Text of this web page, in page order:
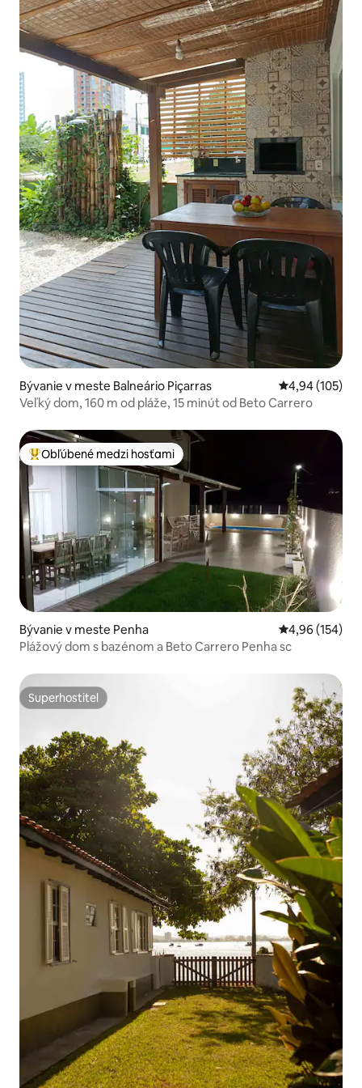
Bývanie v meste Balneário Piçarras Priemerné
4,94 (105)
Veľký dom, 160 m od pláže, 15 minút od Beto Carrero
Najobľúbenejšie medzi hosťami
Obľúbené medzi hosťami
Bývanie v meste Penha Priemerné
4,96 (154)
Plážový dom s bazénom a Beto Carrero Penha sc
Superhostiteľ
Superhostiteľ